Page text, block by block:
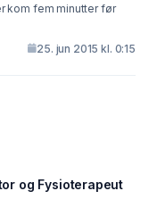
kom fem minutter før
25. jun 2015 kl. 0:15
og Fysioterapeut